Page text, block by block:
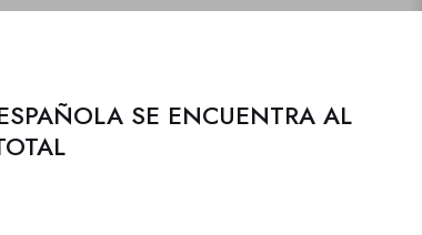
SE ENCUENTRA AL